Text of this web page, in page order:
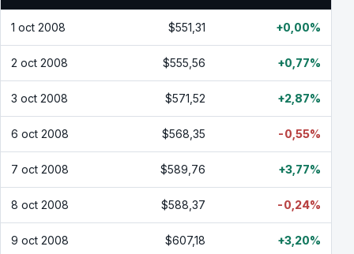
1 oct 2008 $551,31 +0,00%
2 oct 2008 $555,56 +0,77%
3 oct 2008 $571,52 +2,87%
6 oct 2008 $568,35 -0,55%
7 oct 2008 $589,76 +3,77%
8 oct 2008 $588,37 -0,24%
9 oct 2008 $607,18 +3,20%